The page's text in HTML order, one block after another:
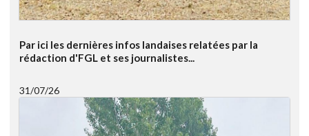
Par ici les dernières infos landaises relatées par la
rédaction d'FGL et ses journalistes...
31/07/26